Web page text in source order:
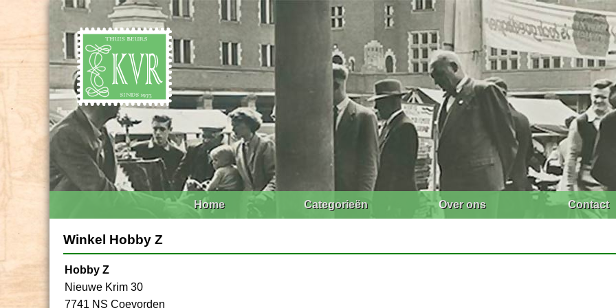
Home Categorieën Over ons Contact
Winkel Hobby Z
Hobby Z
Nieuwe Krim 30
7741 NS Coevorden